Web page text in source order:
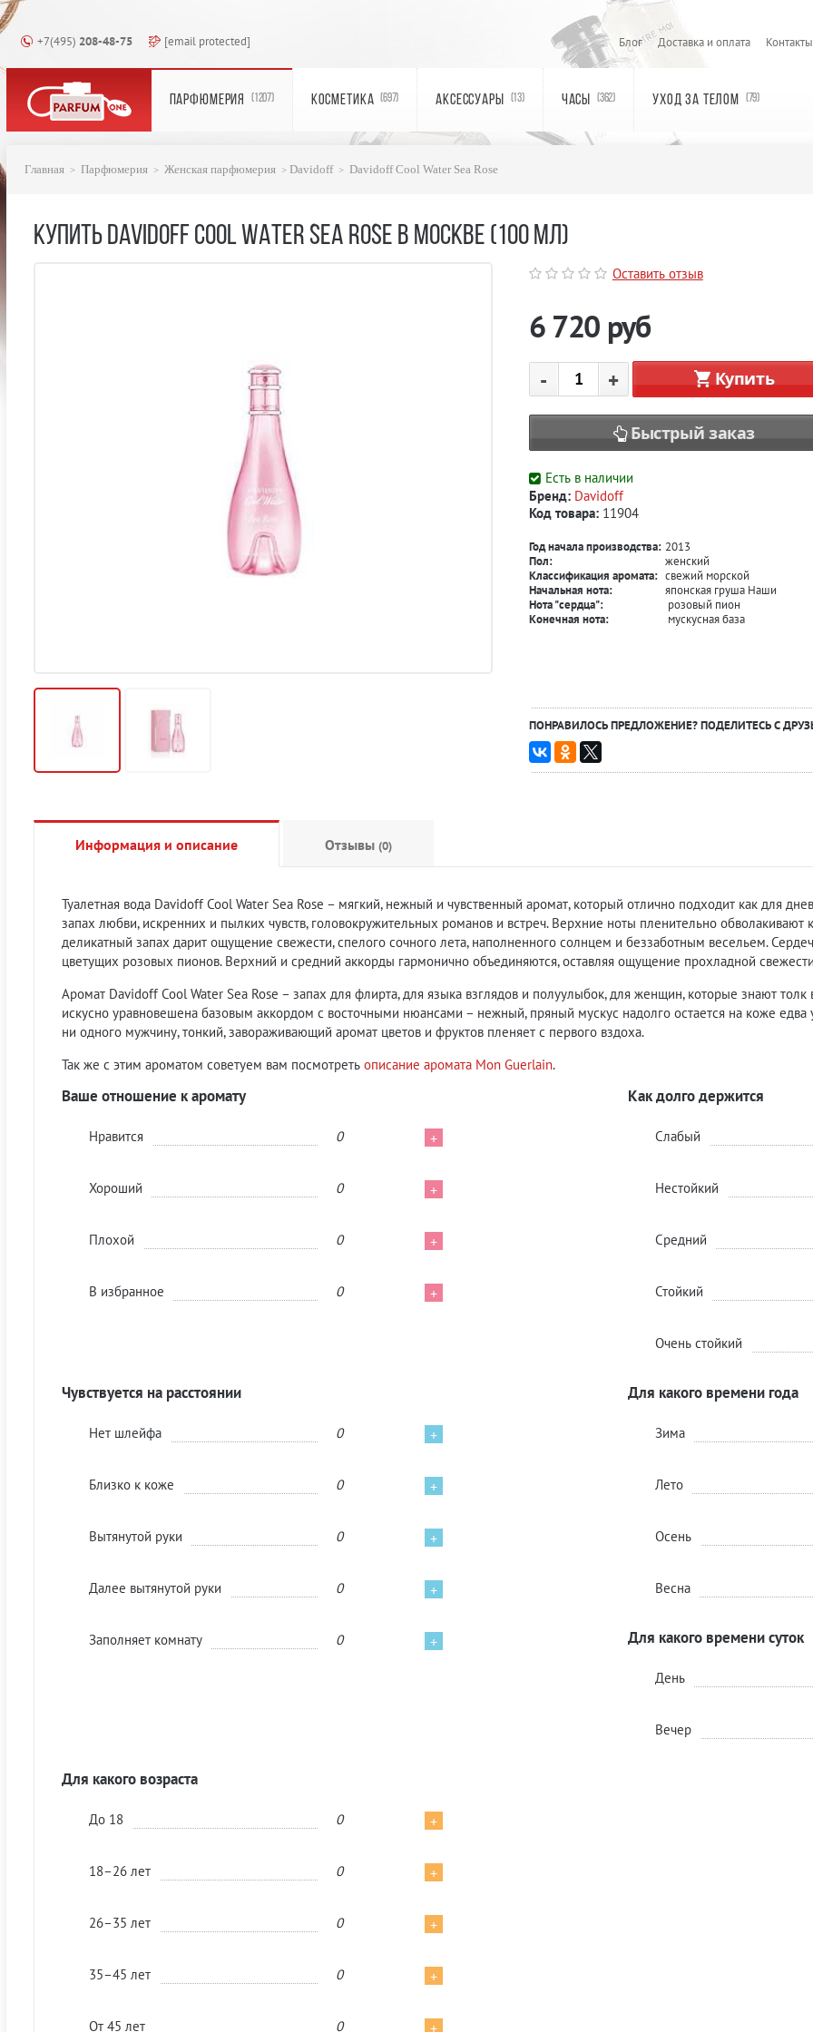
+7(495) 208-48-75 [email protected] Блог Доставка и оплата Контакты
ПАРФЮМЕРИЯ (1207) КОСМЕТИКА (697) АКСЕССУАРЫ (13) ЧАСЫ (362) УХОД ЗА ТЕЛОМ (79)
Главная Парфюмерия Женская парфюмерия Davidoff Davidoff Cool Water Sea Rose
КУПИТЬ DAVIDOFF COOL WATER SEA ROSE В МОСКВЕ (100 МЛ)
Оставить отзыв
6 720 руб
- + Купить
Быстрый заказ
Есть в наличии
Бренд: Davidoff
Код товара:11904
Год начала производства: 2013
Пол:
женский
Классификация аромата: свежий морской
Начальная нота:
японская груша Наши
Нота "сердца":
розовый пион
Конечная нота:
мускусная база
ПОНРАВИЛОСЬ ПРЕДЛОЖЕНИЕ? ПОДЕЛИТЕСЬ С
Информация и описание Отзывы (0)
Туалетная вода Davidoff Cool Water Sea Rose – мягкий, нежный и чувственный аромат, который отлично подходит как для
запах любви, искренних и пылких чувств, головокружительных романов и встреч. Верхние ноты пленительно
деликатный запах дарит ощущение свежести, спелого сочного лета, наполненного солнцем и беззаботным весельем.
цветущих розовых пионов. Верхний и средний аккорды гармонично объединяются, оставляя ощущение прохладной
Аромат Davidoff Cool Water Sea Rose – запах для флирта, для языка взглядов и полуулыбок, для женщин, которые знают
искусно уравновешена базовым аккордом с восточными нюансами – нежный, пряный мускус надолго остается на коже
ни одного мужчину, тонкий, завораживающий аромат цветов и фруктов пленяет с первого вздоха.
Так же c этим ароматом советуем вам посмотреть описание аромата Mon Guerlain.
Ваше отношение к аромату
Нравится 0 +
Хороший 0 +
Плохой 0 +
В избранное 0 +
Как долго держится
Слабый
Нестойкий
Средний
Стойкий
Очень стойкий
Чувствуется на расстоянии
Нет шлейфа 0 +
Близко к коже 0 +
Вытянутой руки 0 +
Далее вытянутой руки 0 +
Заполняет комнату 0 +
Для какого времени года
Зима
Лето
Осень
Весна
Для какого времени суток
День
Вечер
Для какого возраста
До 18 0 +
18–26 лет 0 +
26–35 лет 0 +
35–45 лет 0 +
От 45 лет 0